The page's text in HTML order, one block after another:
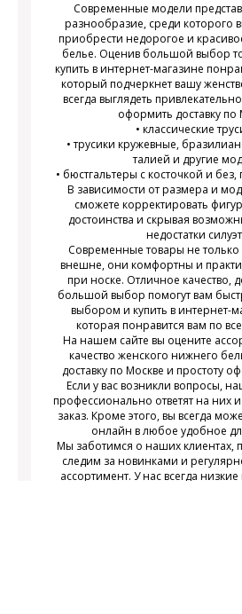
Современные модели
разнообразие, среди которого
приобрести недорогое и
белье. Оценив большой выбор
купить в интернет-магазине
который подчеркнет вашу
всегда выглядеть
оформить доставку по
• классические
• трусики кружевные,
талией и другие
• бюстгальтеры с косточкой и
В зависимости от размера и
сможете корректировать
достоинства и скрывая
недостатки
Современные товары не только
внешне, они комфортны и
при носке. Отличное качество,
большой выбор помогут вам
выбором и купить в интернет-
которая понравится вам по
На нашем сайте вы оцените
качество женского нижнего
доставку по Москве и простоту
Если у вас возникли вопросы,
профессионально ответят на них
заказ. Кроме этого, вы всегда
онлайн в любое удобное
Мы заботимся о наших клиентах,
следим за новинками и
ассортимент. У нас всегда